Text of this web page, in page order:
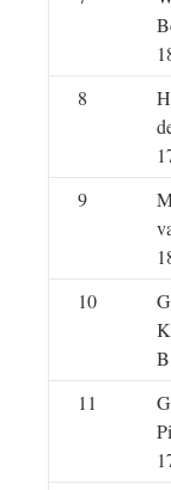
8
9
10
B
11